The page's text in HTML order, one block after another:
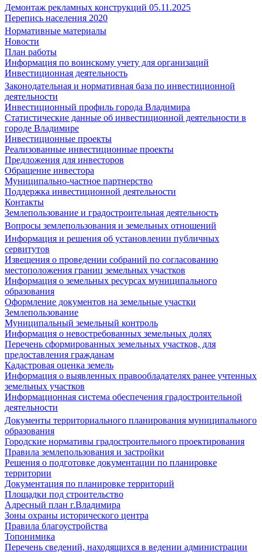
Демонтаж рекламных конструкций 05.11.2025
Перепись населения 2020
Нормативные материалы
Новости
План работы
Информация по воинскому учету для организаций
Инвестиционная деятельность
Законодательная и нормативная база по инвестиционной
деятельности
Инвестиционный профиль города Владимира
Статистические данные об инвестиционной деятельности в
городе Владимире
Инвестиционные проекты
Реализованные инвестиционные проекты
Предложения для инвесторов
Обращение инвестора
Муниципально-частное партнерство
Поддержка инвестиционной деятельности
Контакты
Землепользование и градостроительная деятельность
Вопросы землепользования и земельных отношений
Информация и решения об установлении публичных
сервитутов
Извещения о проведении собраний по согласованию
местоположения границ земельных участков
Информация о земельных ресурсах муниципального
образования
Оформление документов на земельные участки
Землепользование
Муниципальный земельный контроль
Информация о невостребованных земельных долях
Перечень сформированных земельных участков, для
предоставления гражданам
Кадастровая оценка земель
Информация о выявленных правообладателях ранее учтенных
земельных участков
Информационная система обеспечения градостроительной
деятельности
Документы территориального планирования муниципального
образования
Городские нормативы градостроительного проектирования
Правила землепользования и застройки
Решения о подготовке документации по планировке
территории
Документация по планировке территорий
Площадки под строительство
Адресный план г.Владимира
Зоны охраны исторического центра
Правила благоустройства
Топонимика
Перечень сведений, находящихся в ведении администрации